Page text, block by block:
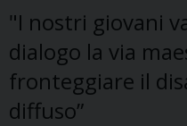
"I nostri giovani
dialogo la via
fronteggiare il
diffuso”